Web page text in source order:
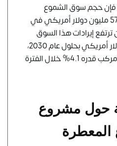
فإن حجم سوق الشموع
المعطرة قد وصل إلى 571.0 مليون دولار أمريكي في
أن ترتفع إيرادات هذا السوق
لتصل إلى 764.2 مليون دولار أمريكي بحلول عام 2030،
مسجلة معدل نمو سنوي مركب قدره 4.1% خلال الفترة
حول مشروع
المعطرة